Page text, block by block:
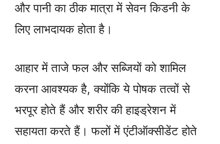
और पानी का ठीक मात्रा में सेवन किडनी के
लिए लाभदायक होता है।
आहार में ताजे फल और सब्जियों को शामिल
करना आवश्यक है, क्योंकि ये पोषक तत्वों से
भरपूर होते हैं और शरीर की हाइड्रेशन में
सहायता करते हैं। फलों में एंटीऑक्सीडेंट होते